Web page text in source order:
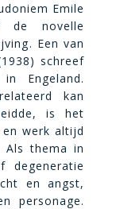
Emile
de novelle
Een van
schreef
Engeland.
kan
is het
werk altijd
Als thema in
degeneratie
en angst,
personage.